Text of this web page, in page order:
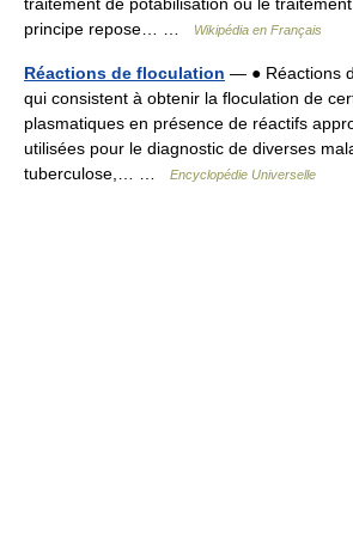
principe repose… …
Wikipédia en Français
Réactions de floculation — ● Réactions
qui consistent à obtenir la floculation de
plasmatiques en présence de réactifs
utilisées pour le diagnostic de diverses
tuberculose,… …
Encyclopédie Universelle